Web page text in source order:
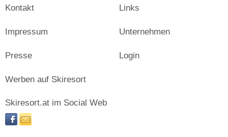
Kontakt
Impressum
Presse
Links
Unternehmen
Login
Werben auf Skiresort
Skiresort.at im Social Web
facebooknewsletter